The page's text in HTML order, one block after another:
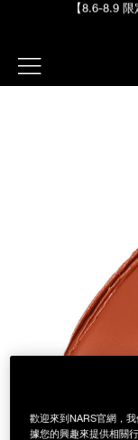
【8.6-8.9
【8/3-8/
【8/3-8/10限
新客首購輸＜
選單"
官網最新活動
預約金曲獎妝容
新客專屬優惠
舊客回購禮遇
彩盤及禮盒組
彩妝服務
彩妝專欄
歡迎來到NARS官網，
據您的興趣來提供相關